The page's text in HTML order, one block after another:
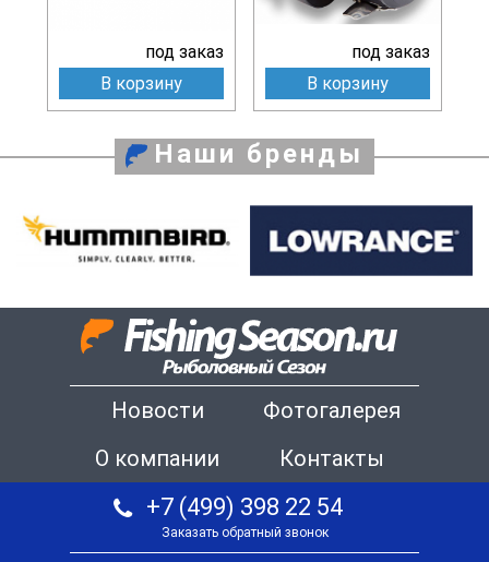
под заказ
В корзину
под заказ
В корзину
Наши бренды
Новости
Фотогалерея
О компании
Контакты
+7 (499) 398 22 54
Заказать обратный звонок